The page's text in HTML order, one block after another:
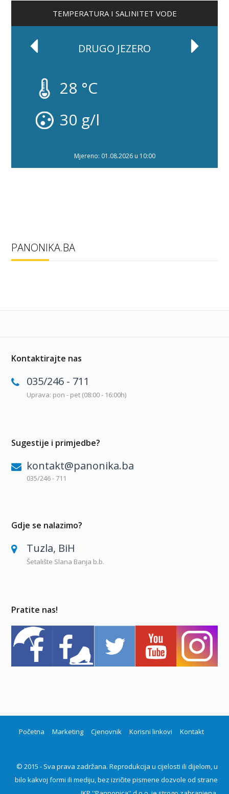
TEMPERATURA I SALINITET VODE
DRUGO JEZERO
28 °C
30 g/l
Mjereno: 01.08.2026 u 10:00
PANONIKA.BA
Kontaktirajte nas
035/246 - 711
Uprava: pon - pet (08:00 - 16:00h)
Sugestije i primjedbe?
kontakt@panonika.ba
035/246 - 711
Gdje se nalazimo?
Tuzla, BiH
Šetalište Slana Banja b.b.
Pratite nas!
Početna Marketing Cjenovnik Korisni linkovi Kontakt
© 2015 - Sva prava zadržana. Reprodukcija u cijelosti ili dijelom, u
bilo kakvoj formi ili mediju, bez izričite pismene dozvole od strane